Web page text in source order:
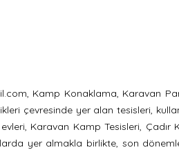
Kamp Konaklama, Karavan
çevresinde yer alan tesisleri,
Karavan Kamp Tesisleri, Çadır
yer almakla birlikte, son